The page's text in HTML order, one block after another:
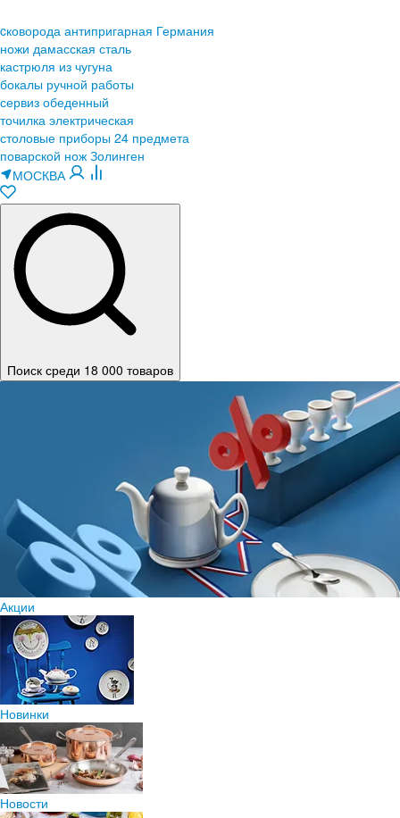
cковорода антипригарная Германия
ножи дамасская сталь
кастрюля из чугуна
бокалы ручной работы
сервиз обеденный
точилка электрическая
столовые приборы 24 предмета
поварской нож Золинген
МОСКВА
Поиск среди 18 000 товаров
Акции
Новинки
Новости